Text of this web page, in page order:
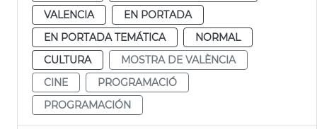
VALENCIA
EN PORTADA
EN PORTADA TEMÁTICA
NORMAL
CULTURA
MOSTRA DE VALÈNCIA
CINE
PROGRAMACIÓ
PROGRAMACIÓN